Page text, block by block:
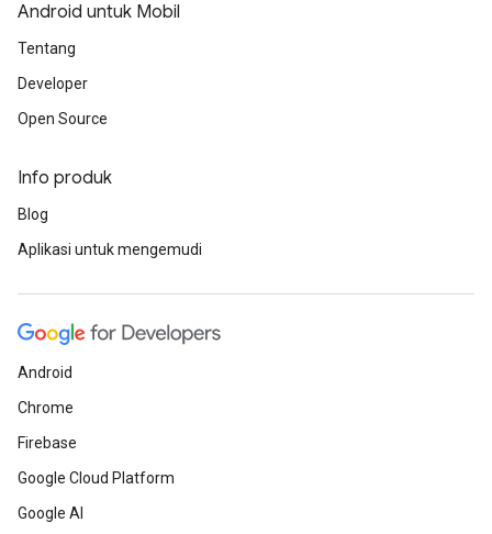
Android untuk Mobil
Tentang
Developer
Open Source
Info produk
Blog
Aplikasi untuk mengemudi
Android
Chrome
Firebase
Google Cloud Platform
Google AI